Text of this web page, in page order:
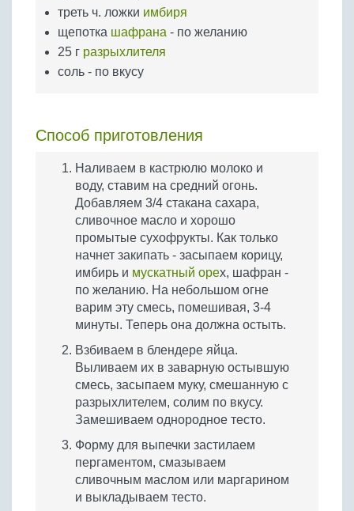
треть ч. ложки имбиря
щепотка шафрана - по желанию
25 г разрыхлителя
соль - по вкусу
Способ приготовления
Наливаем в кастрюлю молоко и
воду, ставим на средний огонь.
Добавляем 3/4 стакана сахара,
сливочное масло и хорошо
промытые сухофрукты. Как только
начнет закипать - засыпаем корицу,
имбирь и мускатный орех, шафран -
по желанию. На небольшом огне
варим эту смесь, помешивая, 3-4
минуты. Теперь она должна остыть.
Взбиваем в блендере яйца.
Выливаем их в заварную остывшую
смесь, засыпаем муку, смешанную с
разрыхлителем, солим по вкусу.
Замешиваем однородное тесто.
Форму для выпечки застилаем
пергаментом, смазываем
сливочным маслом или маргарином
и выкладываем тесто.